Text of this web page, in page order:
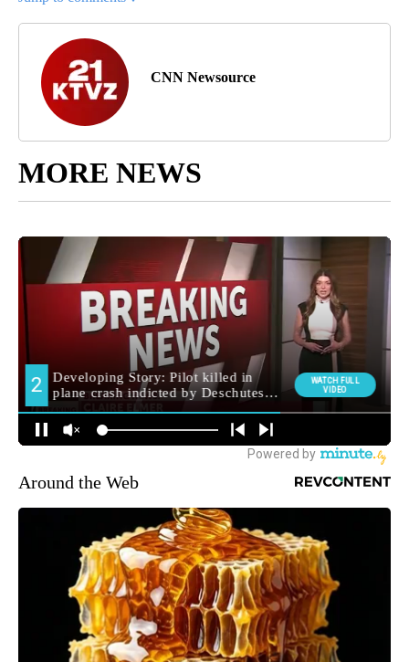
CNN Newsource
MORE NEWS
Around the Web